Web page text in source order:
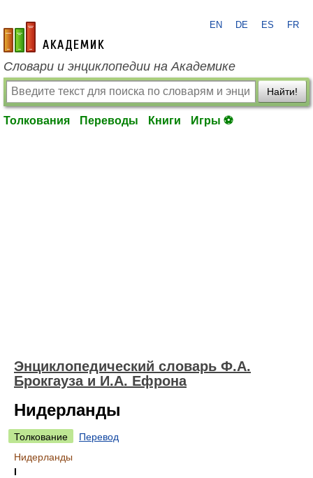
academic.ru
EN DE ES FR
Словари и энциклопедии на Академике
Найти!
Толкования Переводы Книги Игры ⚽
Энциклопедический словарь Ф.А.
Брокгауза и И.А. Ефрона
Нидерланды
Толкование
Перевод
Нидерланды
I